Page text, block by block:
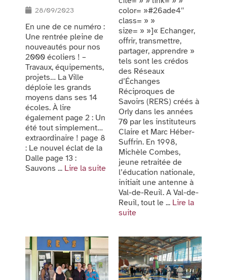
28/09/2023
En une de ce numéro :
Une rentrée pleine de
nouveautés pour nos
2000 écoliers ! –
Travaux, équipements,
projets… La Ville
déploie les grands
moyens dans ses 14
écoles. À lire
également page 2 : Un
été tout simplement…
extraordinaire ! page 8
: Le nouvel éclat de la
Dalle page 13 :
Sauvons ... Lire la suite
color= »#26ade4″
class= » »
size= » »]« Echanger,
offrir, transmettre,
partager, apprendre »
tels sont les crédos
des Réseaux
d’Échanges
Réciproques de
Savoirs (RERS) créés à
Orly dans les années
70 par les instituteurs
Claire et Marc Héber-
Suffrin. En 1998,
Michèle Combes,
jeune retraitée de
l’éducation nationale,
initiait une antenne à
Val-de-Reuil. A Val-de-
Reuil, tout le ... Lire la
suite